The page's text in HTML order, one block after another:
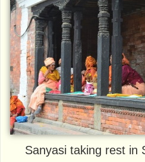
Sanyasi taking rest in